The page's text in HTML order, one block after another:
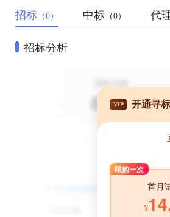
招标 （0） 中标 （0） 代
招标分析
VIP 开通寻
限购一次
首月
¥